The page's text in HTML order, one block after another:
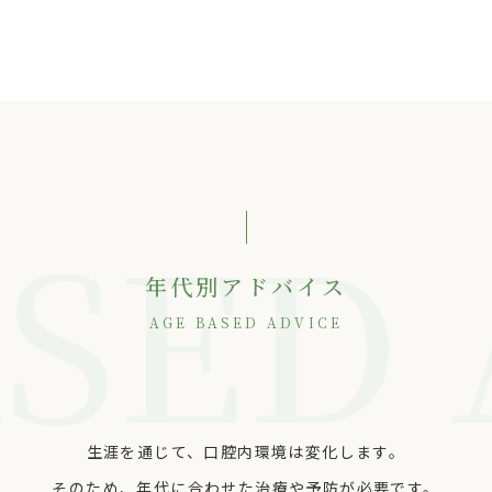
年代別アドバイス
AGE BASED ADVICE
生涯を通じて、口腔内環境は変化します。
そのため、年代に合わせた治療や予防が必要です。